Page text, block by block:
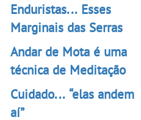
Enduristas... Esses
Marginais das Serras
Andar de Mota é uma
técnica de Meditação
Cuidado... “elas andem
aí”